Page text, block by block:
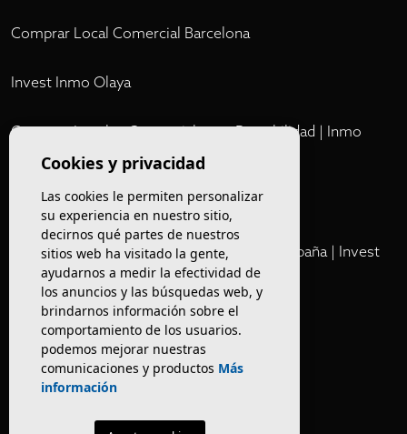
Comprar Local Comercial Barcelona
Invest Inmo Olaya
Comprar Locales Comerciales en Rentabilidad | Inmo
Olaya
Cartera Privada de Activos Hoteleros en España | Invest
Inmo Olaya
Venta de edificios
Comprar restaurante en Barcelona
Negocios en rentabilidad en Barcelona
Cookies y privacidad
Las cookies le permiten personalizar
su experiencia en nuestro sitio,
decirnos qué partes de nuestros
sitios web ha visitado la gente,
ayudarnos a medir la efectividad de
los anuncios y las búsquedas web, y
brindarnos información sobre el
comportamiento de los usuarios.
podemos mejorar nuestras
comunicaciones y productos Más
información